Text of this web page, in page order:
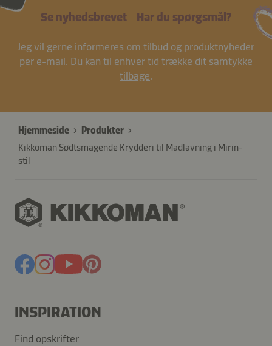
Se nyhedsbrevet Har du spørgsmål?
Jeg vil gerne informeres om tilbud og produktnyheder
per e-mail. Du kan til enhver tid trække dit samtykke
tilbage.
Hjemmeside
Produkter
Kikkoman Sødtsmagende Krydderi til Madlavning i Mirin-
stil
INSPIRATION
Find opskrifter